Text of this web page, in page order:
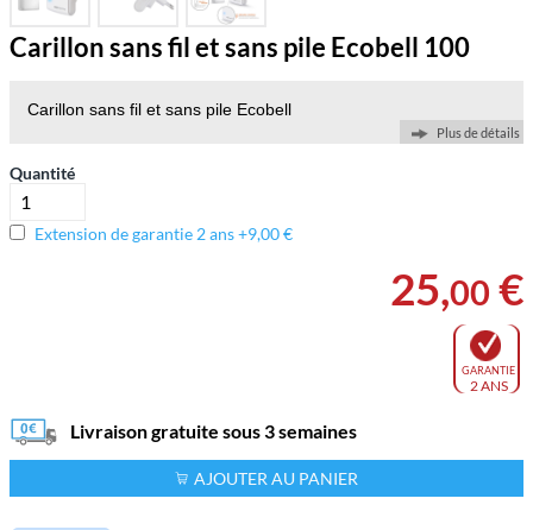
Carillon sans fil et sans pile Ecobell 100
Carillon sans fil et sans pile Ecobell
Plus de détails
Quantité
Extension de garantie 2 ans +9,00 €
25,00 €
GARANTIE
2 ANS
Livraison gratuite sous 3 semaines
AJOUTER AU PANIER